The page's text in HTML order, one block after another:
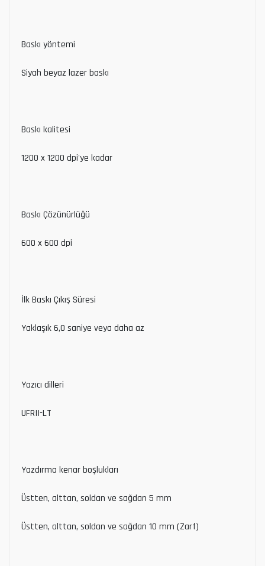
Baskı yöntemi
Siyah beyaz lazer baskı
Baskı kalitesi
1200 x 1200 dpi'ye kadar
Baskı Çözünürlüğü
600 x 600 dpi
İlk Baskı Çıkış Süresi
Yaklaşık 6,0 saniye veya daha az
Yazıcı dilleri
UFRII-LT
Yazdırma kenar boşlukları
Üstten, alttan, soldan ve sağdan 5 mm
Üstten, alttan, soldan ve sağdan 10 mm (Zarf)